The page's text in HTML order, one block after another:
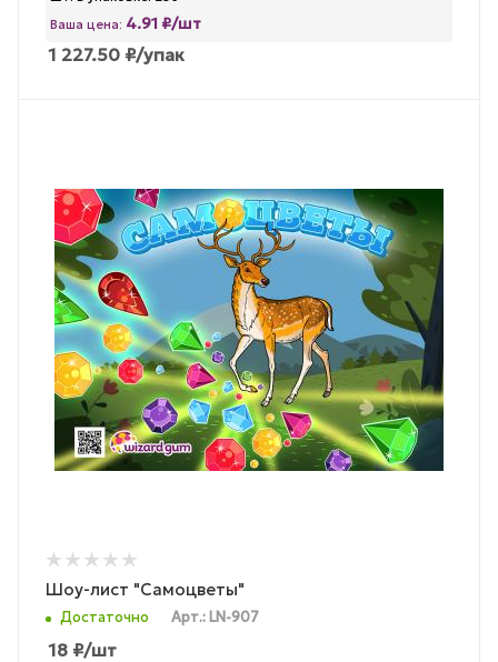
Ваша цена: 4.91 ₽/шт
1 227.50 ₽/упак
Шоу-лист "Самоцветы"
Достаточно Арт.: LN-907
18 ₽/шт